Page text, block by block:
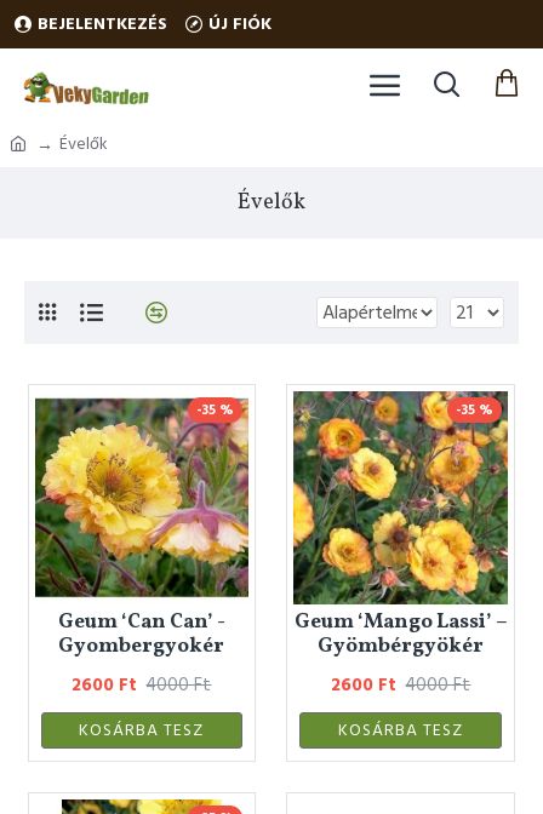
BEJELENTKEZÉS ÚJ FIÓK
Évelők
Évelők
-35 %
Geum ‘Can Can’ -
Gyombergyokér
2600 Ft 4000 Ft
KOSÁRBA TESZ
-35 %
Geum ‘Mango Lassi’ –
Gyömbérgyökér
2600 Ft 4000 Ft
KOSÁRBA TESZ